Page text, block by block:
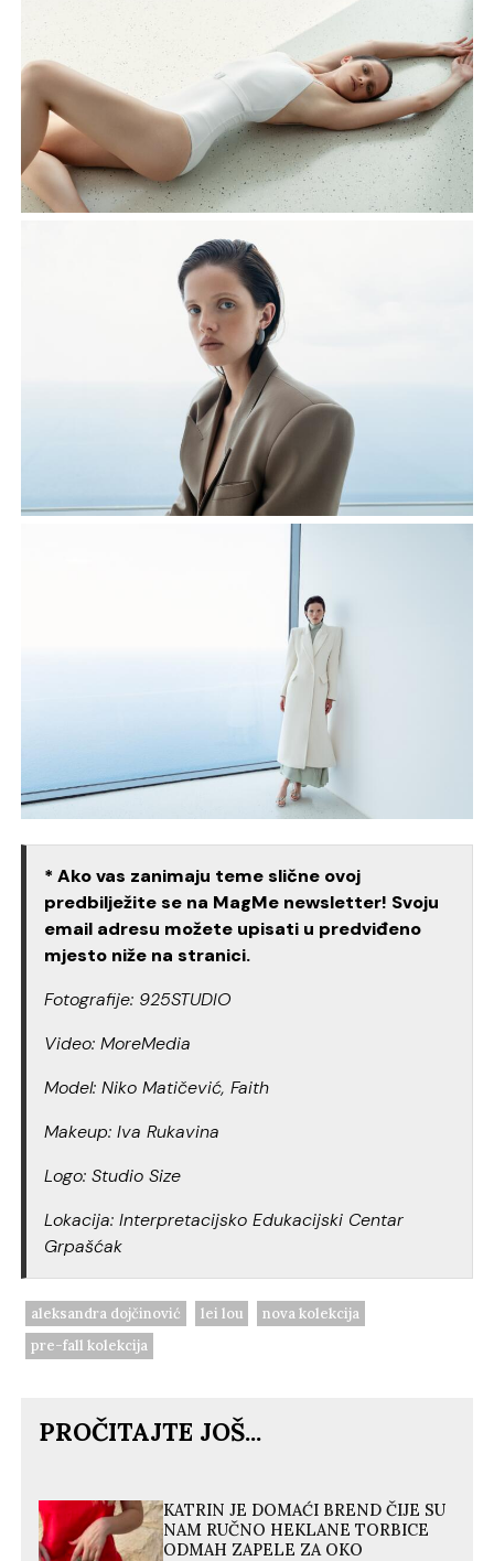
* Ako vas zanimaju teme slične ovoj
predbilježite se na MagMe newsletter! Svoju
email adresu možete upisati u predviđeno
mjesto niže na stranici.
Fotografije: 925STUDIO
Video: MoreMedia
Model: Niko Matičević, Faith
Makeup: Iva Rukavina
Logo: Studio Size
Lokacija: Interpretacijsko Edukacijski Centar
Grpašćak
aleksandra dojčinović lei lou
nova kolekcija
pre-fall kolekcija
PROČITAJTE JOŠ...
KATRIN JE DOMAĆI BREND ČIJE SU
NAM RUČNO HEKLANE TORBICE
ODMAH ZAPELE ZA OKO